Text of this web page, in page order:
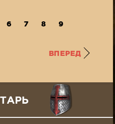
6 7 8 9
ВПЕРЕД